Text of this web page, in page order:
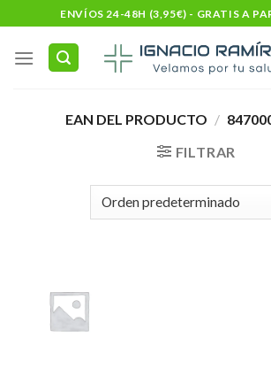
to
content
ENVÍOS 24-48H (3,95€) - GRATIS A
EAN DEL PRODUCTO /
FILTRAR